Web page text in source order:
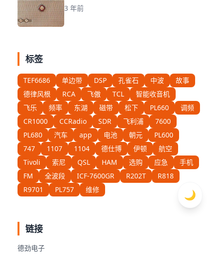
3 年前
标签
TEF6686 单边带 DSP 孔雀石 中波
故事
德律风根
RCA 飞傲 TCL
智能收音机
飞乐
频率 东湖 磁带 松下 PL660
调频
CR1000
CCRadio SDR 飞利浦
7600
PL680
汽车 app 电池 朝元
PL600
747
1107 1104 德仕博 伊顿
航空
Tivoli
索尼 QSL HAM 选购 应急
手机
FM
全波段 ICF-7600GR R202T
R818
R9701
PL757 维修
链接
德劲电子
🌙